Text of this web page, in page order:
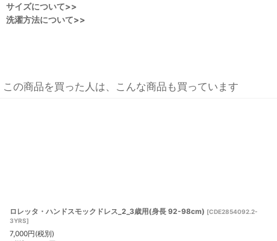
サイズについて>>
洗濯方法について>>
この商品を買った人は、こんな商品も買っています
ロレッタ・ハンドスモックドレス_2_3歳用(身長 92-98cm) [CDE2854092.2-
3YRS]
7,000円(税別)